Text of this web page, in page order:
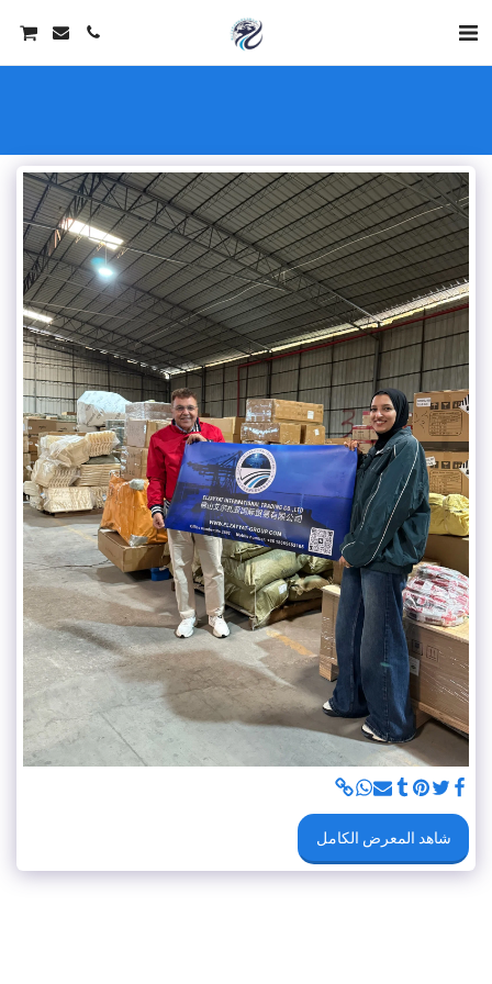
شاهد المعرض الكامل